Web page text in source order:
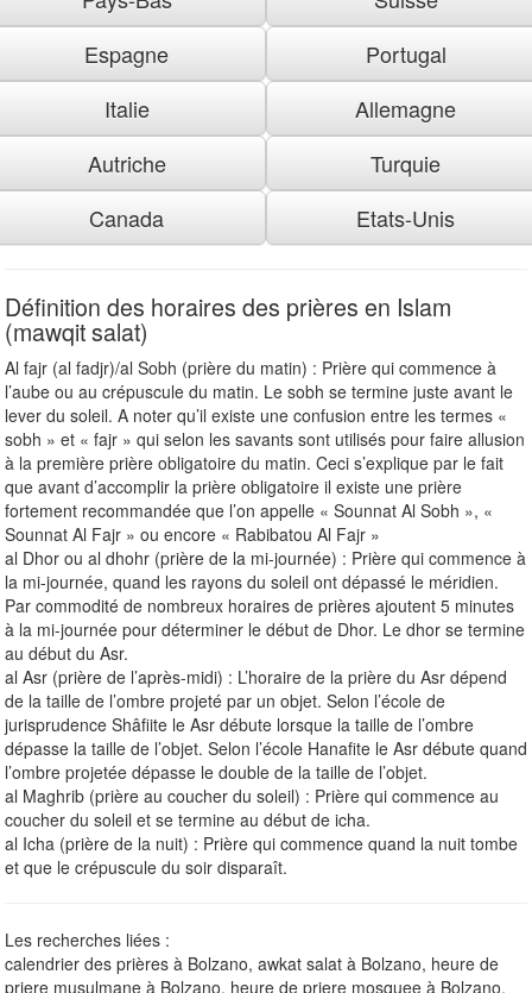
Espagne
Portugal
Italie
Allemagne
Autriche
Turquie
Canada
Etats-Unis
Définition des horaires des prières en Islam
(mawqit salat)
Al fajr (al fadjr)/al Sobh (prière du matin) : Prière qui commence à
l’aube ou au crépuscule du matin. Le sobh se termine juste avant le
lever du soleil. A noter qu’il existe une confusion entre les termes «
sobh » et « fajr » qui selon les savants sont utilisés pour faire allusion
à la première prière obligatoire du matin. Ceci s’explique par le fait
que avant d’accomplir la prière obligatoire il existe une prière
fortement recommandée que l’on appelle « Sounnat Al Sobh », «
Sounnat Al Fajr » ou encore « Rabibatou Al Fajr »
al Dhor ou al dhohr (prière de la mi-journée) : Prière qui commence à
la mi-journée, quand les rayons du soleil ont dépassé le méridien.
Par commodité de nombreux horaires de prières ajoutent 5 minutes
à la mi-journée pour déterminer le début de Dhor. Le dhor se termine
au début du Asr.
al Asr (prière de l’après-midi) : L’horaire de la prière du Asr dépend
de la taille de l’ombre projeté par un objet. Selon l’école de
jurisprudence Shâfiite le Asr débute lorsque la taille de l’ombre
dépasse la taille de l’objet. Selon l’école Hanafite le Asr débute quand
l’ombre projetée dépasse le double de la taille de l’objet.
al Maghrib (prière au coucher du soleil) : Prière qui commence au
coucher du soleil et se termine au début de icha.
al Icha (prière de la nuit) : Prière qui commence quand la nuit tombe
et que le crépuscule du soir disparaît.
Les recherches liées :
calendrier des prières à Bolzano, awkat salat à Bolzano, heure de
priere musulmane à Bolzano, heure de priere mosquee à Bolzano,